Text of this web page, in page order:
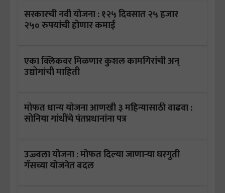
सरकारची नवी योजना : १२५ दिवसात २५ हजार
२५० रुपयांची होणार कमाई
एका क्लिकवर मिळणार कुशल कामगिरांची अन्
उद्योगांची माहिती
मोफत धान्य योजना आणखी ३ महिन्यासाठी वाढवा :
सोनिया गांधींचे पंतप्रधानांना पत्र
उज्ज्वला योजना : मोफत दिल्या जाणाऱ्या घरगुती
गॅसच्या योजनेत बदल